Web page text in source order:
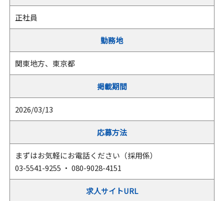
正社員
勤務地
関東地方、東京都
掲載期間
2026/03/13
応募方法
まずはお気軽にお電話ください（採用係）
03-5541-9255 ・ 080-9028-4151
求人サイトURL